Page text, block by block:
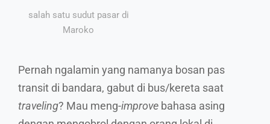
salah satu sudut pasar di
Maroko
Pernah ngalamin yang namanya bosan pas
transit di bandara, gabut di bus/kereta saat
traveling? Mau meng-improve bahasa asing